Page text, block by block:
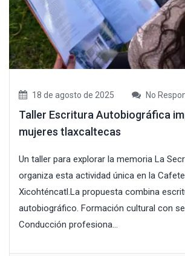
18 de agosto de 2025 No
Taller Escritura Autobiográfica
mujeres tlaxcaltecas
Un taller para explorar la memoria La
organiza esta actividad única en la
Xicohténcatl.La propuesta combina
autobiográfico. Formación cultural con
Conducción profesiona...